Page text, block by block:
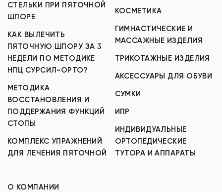
СТЕЛЬКИ ПРИ ПЯТОЧНОЙ
ШПОРЕ
КАК ВЫЛЕЧИТЬ
ПЯТОЧНУЮ ШПОРУ ЗА 3
НЕДЕЛИ ПО МЕТОДИКЕ
НПЦ СУРСИЛ-ОРТО?
МЕТОДИКА
ВОССТАНОВЛЕНИЯ И
ПОДДЕРЖАНИЯ ФУНКЦИЙ
СТОПЫ
КОМПЛЕКС УПРАЖНЕНИЙ
ДЛЯ ЛЕЧЕНИЯ ПЯТОЧНОЙ
КОСМЕТИКА
ГИМНАСТИЧЕСКИЕ И
МАССАЖНЫЕ ИЗДЕЛИЯ
ТРИКОТАЖНЫЕ ИЗДЕЛИЯ
АКСЕССУАРЫ ДЛЯ ОБУВИ
СУМКИ
ИПР
ИНДИВИДУАЛЬНЫЕ
ОРТОПЕДИЧЕСКИЕ
ТУТОРА И АППАРАТЫ
О КОМПАНИИ